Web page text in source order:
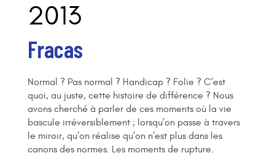
2013
Fracas
Normal ? Pas normal ? Handicap ? Folie ? C’est
quoi, au juste, cette histoire de différence ? Nous
avons cherché à parler de ces moments où la vie
bascule irréversiblement ; lorsqu’on passe à travers
le miroir, qu’on réalise qu’on n’est plus dans les
canons des normes. Les moments de rupture.